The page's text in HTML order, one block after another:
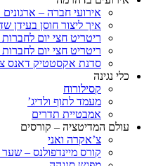
אירועי חברה – ארגונים
איך ליצור חוסן בעידן
ריטריט חצי יום
ריטריט חצי יום
סדנת אקסטטיק דאנס
כלי נגינה
קסילורוח
מעמד לתוף ולדיג’
אמבטיית תדרים
עולם המדיטציה – קורסים
צ’אקרה ואני
קורס מיינדפולנס –